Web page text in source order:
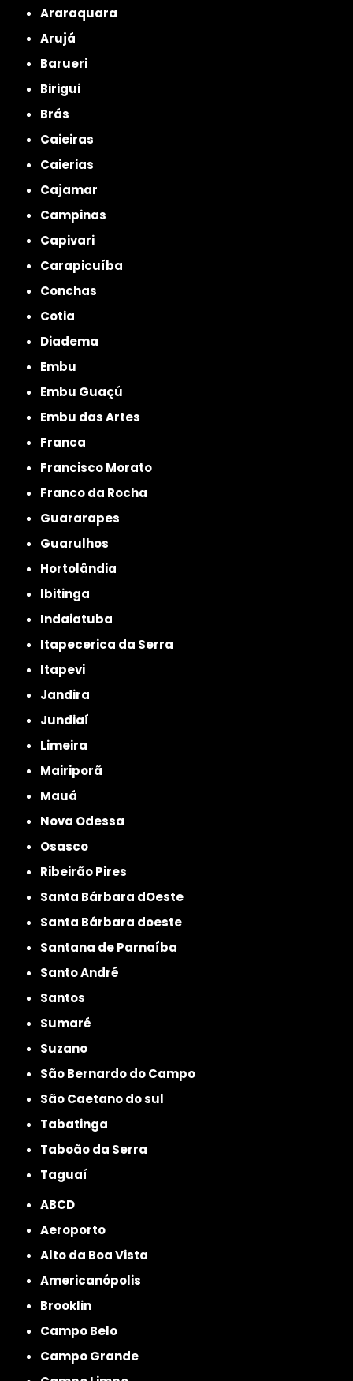
Araraquara
Arujá
Barueri
Birigui
Brás
Caieiras
Caierias
Cajamar
Campinas
Capivari
Carapicuíba
Conchas
Cotia
Diadema
Embu
Embu Guaçú
Embu das Artes
Franca
Francisco Morato
Franco da Rocha
Guararapes
Guarulhos
Hortolândia
Ibitinga
Indaiatuba
Itapecerica da Serra
Itapevi
Jandira
Jundiaí
Limeira
Mairiporã
Mauá
Nova Odessa
Osasco
Ribeirão Pires
Santa Bárbara dOeste
Santa Bárbara doeste
Santana de Parnaíba
Santo André
Santos
Sumaré
Suzano
São Bernardo do Campo
São Caetano do sul
Tabatinga
Taboão da Serra
Taguaí
ABCD
Aeroporto
Alto da Boa Vista
Americanópolis
Brooklin
Campo Belo
Campo Grande